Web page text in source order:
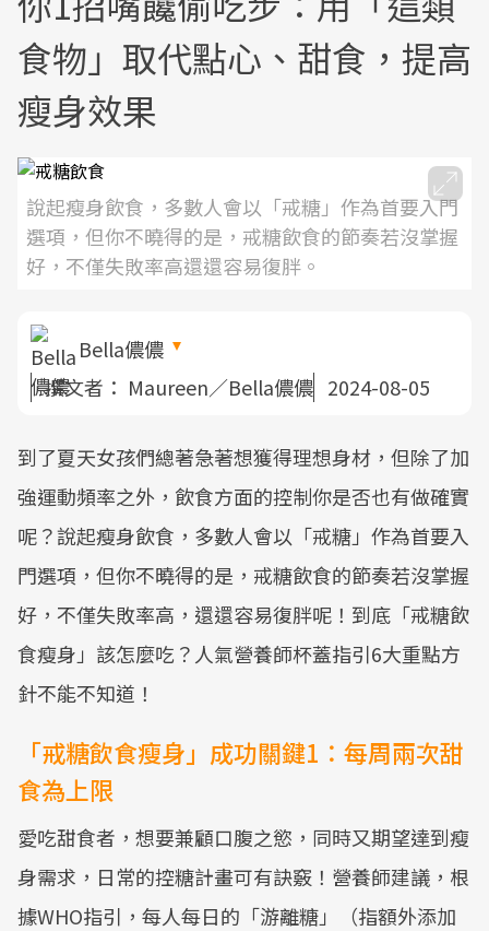
食物」取代點心、甜食，提高
瘦身效果
說起瘦身飲食，多數人會以「戒糖」作為首要入門
選項，但你不曉得的是，戒糖飲食的節奏若沒掌握
好，不僅失敗率高還還容易復胖。
Bella儂儂
撰文者： Maureen／Bella儂儂 2024-08-05
到了夏天女孩們總著急著想獲得理想身材，但除了加
強運動頻率之外，飲食方面的控制你是否也有做確實
呢？說起瘦身飲食，多數人會以「戒糖」作為首要入
門選項，但你不曉得的是，戒糖飲食的節奏若沒掌握
好，不僅失敗率高，還還容易復胖呢！到底「戒糖飲
食瘦身」該怎麼吃？人氣營養師杯蓋指引6大重點方
針不能不知道！
「戒糖飲食瘦身」成功關鍵1：每周兩次甜
食為上限
愛吃甜食者，想要兼顧口腹之慾，同時又期望達到瘦
身需求，日常的控糖計畫可有訣竅！營養師建議，根
據WHO指引，每人每日的「游離糖」（指額外添加